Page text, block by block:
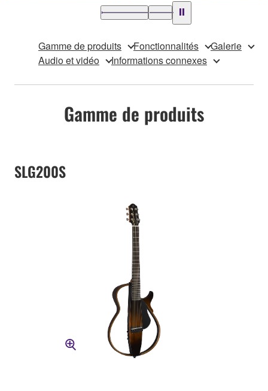
Gamme de produits Fonctionnalités
Galerie
Audio et vidéo
Informations connexes
Gamme de produits
SLG200S